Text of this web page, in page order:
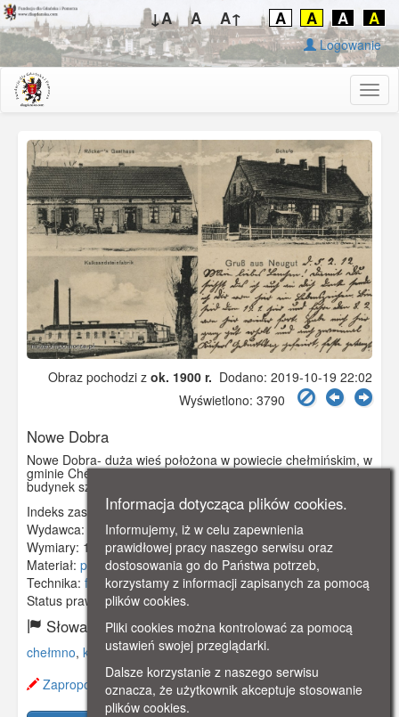
↓A A A↑ A A A A
Logowanie
Obraz pochodzi z ok. 1900 r. Dodano: 2019-10-19 22:02
Wyświetlono: 3790
Nowe Dobra
Nowe Dobra- duża wieś położona w powiecie chełmińskim, w
gminie Chełmno. Na pocztówce widzimy gospodę Rockertsa,
budynek szkoły, oraz cegielnię.
Indeks zasobu:GSP00403
Wydawca:
C. Ernst, Danzig
Wymiary: 139 x 89 mm
Materiał: pocztówka
Technika: fotografia czarno-biała
Status prawny:Użycie Niekomercyjne
Słowa kluczowe:
chełmno, karczma,gospoda, szkoła,cegielnia
Zaproponuj zmianę opisu.
Informacja dotycząca plików cookies.
Informujemy, iż w celu zapewnienia
prawidłowej pracy naszego serwisu oraz
dostosowania go do Państwa potrzeb,
korzystamy z informacji zapisanych za pomocą
plików cookies.
Pliki cookies można kontrolować za pomocą
ustawień swojej przeglądarki.
Dalsze korzystanie z naszego serwisu
oznacza, że użytkownik akceptuje stosowanie
plików cookies.